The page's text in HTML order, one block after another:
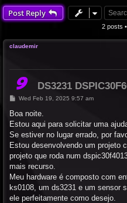
Post Reply
2 posts
claudemir
DS3231
P
s
Wed Feb 19, 2025 9:57 am
Boa noite.
Estou aqui para solicitar uma
Se estiver no lugar errado, por
Estou desenvolvendo um projeto
projeto que roda num
mais recurso.
Meu hardware é composto com
ks0108, um ds3231 e um sensor
ele perfeitamente como desejo.